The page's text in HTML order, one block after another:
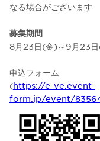
なる場合がございます
募集期間
8月23日(金)～9月23
申込フォーム
(https://e-ve.event-
form.jp/event/